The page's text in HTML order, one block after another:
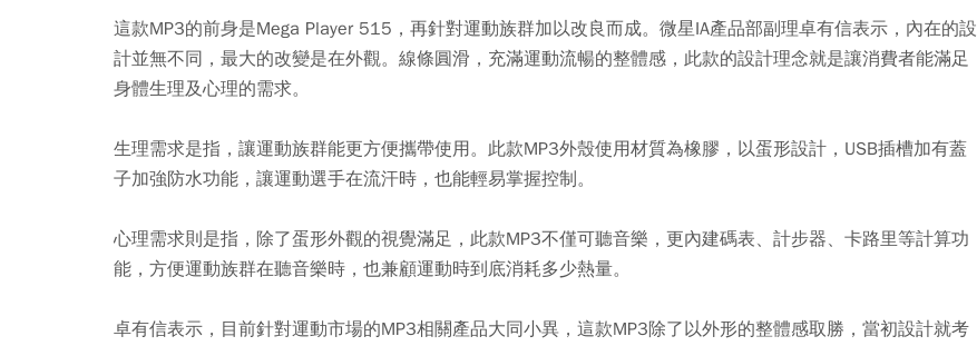
這款MP3的前身是Mega Player 515，再針對運動族群加以改良而成。微星IA產品部副理卓有信表示，內在的設
計並無不同，最大的改變是在外觀。線條圓滑，充滿運動流暢的整體感，此款的設計理念就是讓消費者能滿足
身體生理及心理的需求。
生理需求是指，讓運動族群能更方便攜帶使用。此款MP3外殼使用材質為橡膠，以蛋形設計，USB插槽加有蓋
子加強防水功能，讓運動選手在流汗時，也能輕易掌握控制。
心理需求則是指，除了蛋形外觀的視覺滿足，此款MP3不僅可聽音樂，更內建碼表、計步器、卡路里等計算功
能，方便運動族群在聽音樂時，也兼顧運動時到底消耗多少熱量。
卓有信表示，目前針對運動市場的MP3相關產品大同小異，這款MP3除了以外形的整體感取勝，當初設計就考